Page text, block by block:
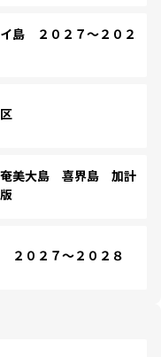
島 ２０２７～２０２
美大島 喜界島 加計
０２７～２０２８